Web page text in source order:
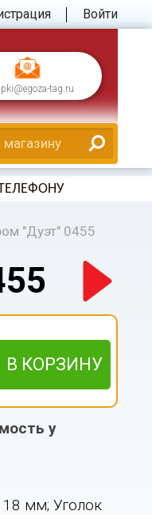
Войти
tag.ru
"Дуэт" 0455
В КОРЗИНУ
у
мм; Уголок